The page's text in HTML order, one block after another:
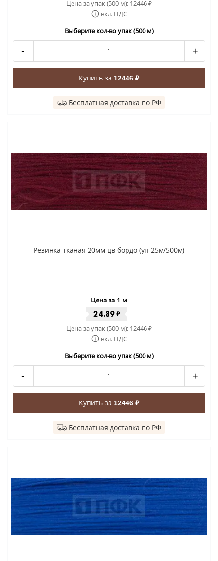
Цена за упак (500 м): 12446₽
вкл. НДС
Выберите кол-во упак (500 м)
- +
Купить за 12446 ₽
Бесплатная доставка по РФ
Резинка тканая 20мм цв бордо (уп 25м/500м)
Цена за 1 м
24.89 ₽
Цена за упак (500 м): 12446₽
вкл. НДС
Выберите кол-во упак (500 м)
- +
Купить за 12446 ₽
Бесплатная доставка по РФ